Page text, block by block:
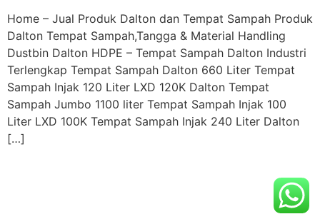
Home – Jual Produk Dalton dan Tempat Sampah Produk
Dalton Tempat Sampah,Tangga & Material Handling
Dustbin Dalton HDPE – Tempat Sampah Dalton Industri
Terlengkap Tempat Sampah Dalton 660 Liter Tempat
Sampah Injak 120 Liter LXD 120K Dalton Tempat
Sampah Jumbo 1100 liter Tempat Sampah Injak 100
Liter LXD 100K Tempat Sampah Injak 240 Liter Dalton
[…]